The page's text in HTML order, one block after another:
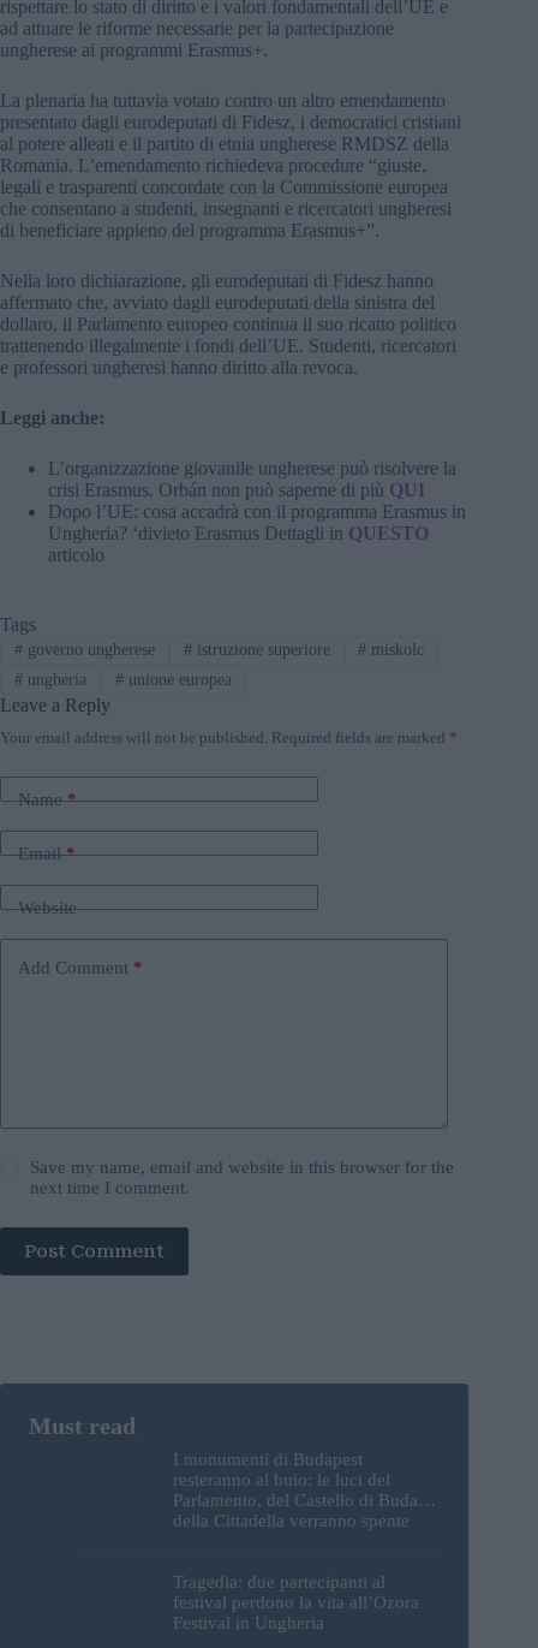
rispettare lo stato di diritto e i valori fondamentali dell’UE e
ad attuare le riforme necessarie per la partecipazione
ungherese ai programmi Erasmus+.
La plenaria ha tuttavia votato contro un altro emendamento
presentato dagli eurodeputati di Fidesz, i democratici cristiani
al potere alleati e il partito di etnia ungherese RMDSZ della
Romania. L’emendamento richiedeva procedure “giuste,
legali e trasparenti concordate con la Commissione europea
che consentano a studenti, insegnanti e ricercatori ungheresi
di beneficiare appieno del programma Erasmus+”.
Nella loro dichiarazione, gli eurodeputati di Fidesz hanno
affermato che, avviato dagli eurodeputati della sinistra del
dollaro, il Parlamento europeo continua il suo ricatto politico
trattenendo illegalmente i fondi dell’UE. Studenti, ricercatori
e professori ungheresi hanno diritto alla revoca.
Leggi anche:
L’organizzazione giovanile ungherese può risolvere la
crisi Erasmus. Orbán non può saperne di più QUI
Dopo l’UE: cosa accadrà con il programma Erasmus in
Ungheria? ‘divieto Erasmus Dettagli in QUESTO
articolo
Tags
#governo ungherese #istruzione superiore # miskolc
#ungheria #unione europea
Leave a Reply
Your email address will not be published. Required fields are marked *
Name*
Email*
Website
Add Comment *
Save my name, email and website in this browser for the
next time I comment.
Post Comment
I monumenti di Budapest
resteranno al buio: le luci del
Parlamento, del Castello di Buda e
della Cittadella verranno spente
Tragedia: due partecipanti al
festival perdono la vita all’Ozora
Festival in Ungheria